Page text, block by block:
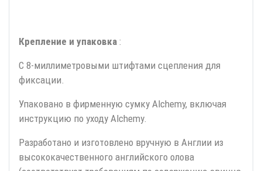
Крепление и упаковка :
С 8-миллиметровыми штифтами сцепления для
фиксации.
Упаковано в фирменную сумку Alchemy, включая
инструкцию по уходу Alchemy.
Разработано и изготовлено вручную в Англии из
высококачественного английского олова